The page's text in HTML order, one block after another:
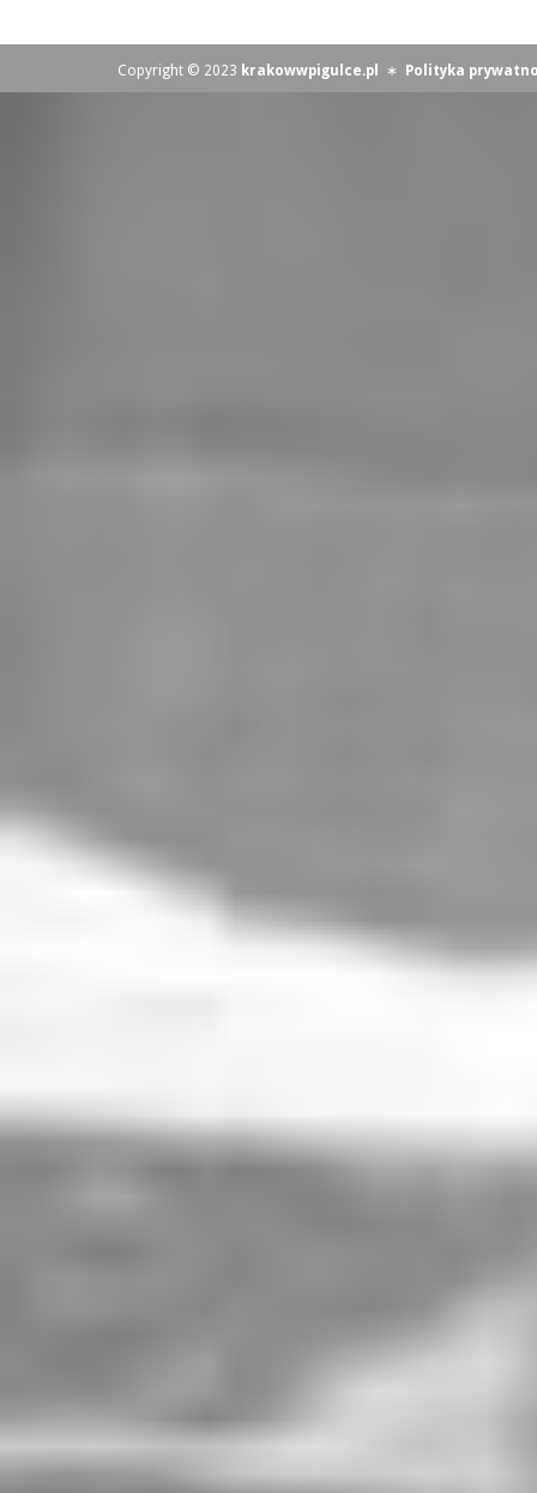
Copyright © 2023 krakowwpigulce.pl ∗ Polityka